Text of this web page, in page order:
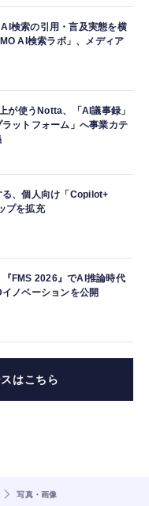
検索の引用・言及実態を横
AI検索ラボ」、メディア
が使うNotta、「AI議事録」
ットフォーム」へ事業カテ
、個人向け「Copilot+
プを拡充
FMS 2026』でAI推論時代
ノベーションを公開
はこちら
写真・画像